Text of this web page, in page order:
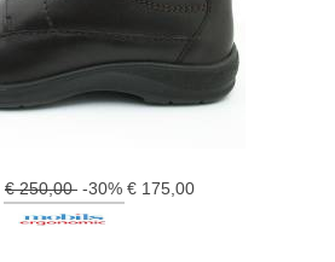
€ 250,00-30% € 175,00